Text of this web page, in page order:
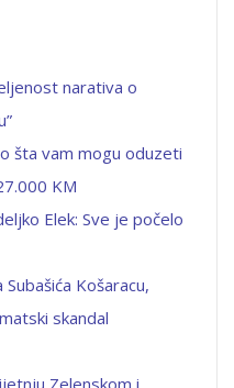
narativa o
šta vam mogu oduzeti
KM
Elek: Sve je počelo
Košaracu,
skandal
Zelenskom i